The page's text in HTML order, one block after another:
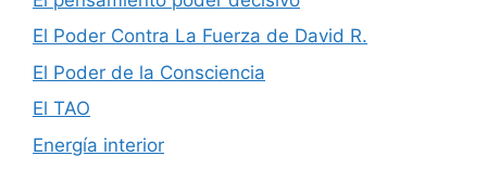
El Poder Contra La Fuerza de David R.
El Poder de la Consciencia
El TAO
Energía interior